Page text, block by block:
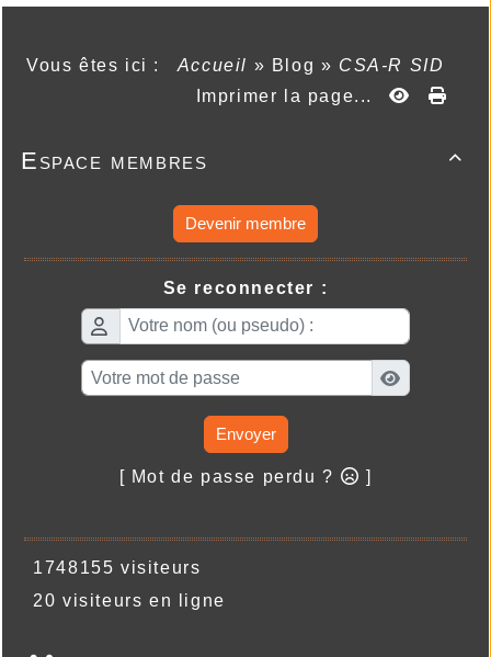
Vous êtes ici : Accueil » Blog » CSA-R SID
Imprimer la page...

Espace membres
Devenir membre
Se reconnecter :
Envoyer
[ Mot de passe perdu ? ]
1748155 visiteurs
20 visiteurs en ligne